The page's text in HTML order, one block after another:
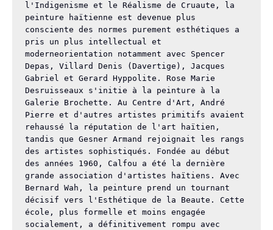
l'Indigenisme et le Réalisme de Cruaute, la
peinture haïtienne est devenue plus
consciente des normes purement esthétiques a
pris un plus intellectual et
moderneorientation notamment avec Spencer
Depas, Villard Denis (Davertige), Jacques
Gabriel et Gerard Hyppolite. Rose Marie
Desruisseaux s'initie à la peinture à la
Galerie Brochette. Au Centre d'Art, André
Pierre et d'autres artistes primitifs avaient
rehaussé la réputation de l'art haïtien,
tandis que Gesner Armand rejoignait les rangs
des artistes sophistiqués. Fondée au début
des années 1960, Calfou a été la dernière
grande association d'artistes haïtiens. Avec
Bernard Wah, la peinture prend un tournant
décisif vers l'Esthétique de la Beaute. Cette
école, plus formelle et moins engagée
socialement, a définitivement rompu avec